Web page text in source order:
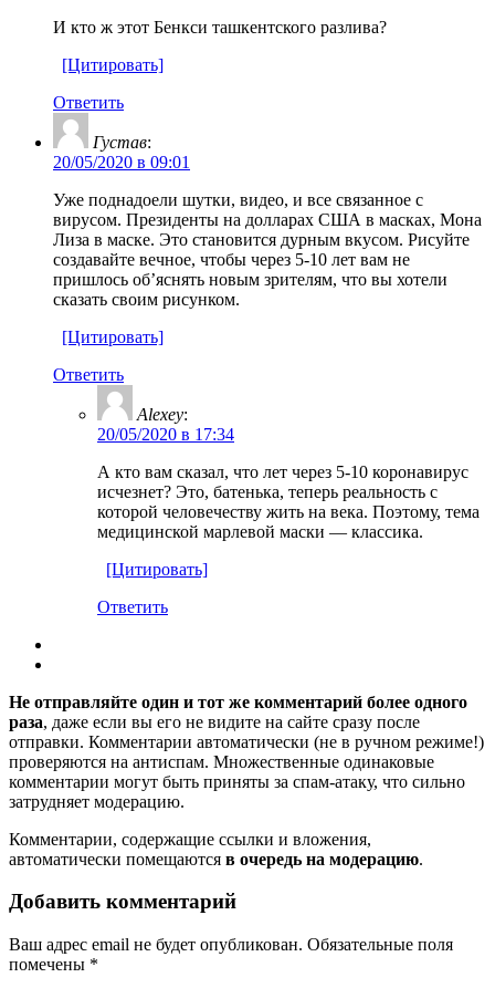
И кто ж этот Бенкси ташкентского разлива?
[Цитировать]
Ответить
Густав:
20/05/2020 в 09:01
Уже поднадоели шутки, видео, и все связанное с
вирусом. Президенты на долларах США в масках, Мона
Лиза в маске. Это становится дурным вкусом. Рисуйте
создавайте вечное, чтобы через 5-10 лет вам не
пришлось об’яснять новым зрителям, что вы хотели
сказать своим рисунком.
[Цитировать]
Ответить
Alexey:
20/05/2020 в 17:34
А кто вам сказал, что лет через 5-10 коронавирус
исчезнет? Это, батенька, теперь реальность с
которой человечеству жить на века. Поэтому, тема
медицинской марлевой маски — классика.
[Цитировать]
Ответить
Не отправляйте один и тот же комментарий более одного
раза, даже если вы его не видите на сайте сразу после
отправки. Комментарии автоматически (не в ручном режиме!)
проверяются на антиспам. Множественные одинаковые
комментарии могут быть приняты за спам-атаку, что сильно
затрудняет модерацию.
Комментарии, содержащие ссылки и вложения,
автоматически помещаются в очередь на модерацию.
Добавить комментарий
Ваш адрес email не будет опубликован. Обязательные поля
помечены *